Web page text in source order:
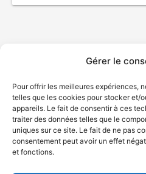
Gérer le
Pour offrir les meilleures expériences,
telles que les cookies pour stocker et/
appareils. Le fait de consentir à ces
traiter des données telles que le
uniques sur ce site. Le fait de ne pas
consentement peut avoir un effet
et fonctions.